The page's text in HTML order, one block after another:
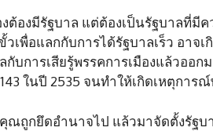
ต้องมีรัฐบาล แต่ต้องเป็นรัฐบาลที่มี
เพื่อแลกกับการได้รัฐบาลเร็ว อาจ
บการเสียรู้พรรคการเมืองแล้วออก
ในปี 2535 จนทำให้เกิดเหตุการ
ณถูกยึดอำนาจไป แล้วมาจัดตั้งรัฐ